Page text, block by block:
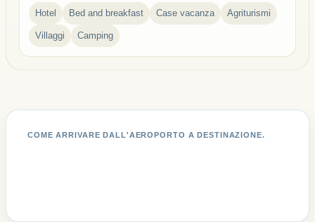
Hotel
Bed and breakfast Case vacanza Agriturismi
Villaggi Camping
COME ARRIVARE DALL'AEROPORTO A DESTINAZIONE.